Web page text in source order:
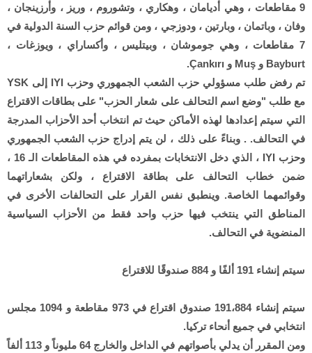
9 مقاطعات ، وهي أديامان ، وهكاري ، وتشوروم ، وريز ، وأرزينجان ،
وفان ، وباتمان ، وبارتين ، ودوزجي ، ومن قوائم حزب السنة الدولية في
7 مقاطعات ، وهي جوموشان ، وبيتليس ، وأكساراي ، ويوزغات ،
Bayburt و Muş و Çankırı.
تم رفض طلب مسؤولي حزب الشعب الجمهوري وحزب IYI إلى YSK
مع طلب "وضع اسم التحالف على شعار الحزب" على بطاقات الاقتراع
التي سيتم إعدادها لهذه الأماكن حيث تم انتخاب أحد الأحزاب المدرجة
في التحالف. . وبناءً على ذلك ، لن يتم إدراج حزب الشعب الجمهوري
وحزب IYI ، الذي دخل الانتخابات بمفرده في هذه المقاطعات الـ 16 ،
ضمن خطاب التحالف على بطاقة الاقتراع ، ولكن بشعاراتهما
وقوائمهما الخاصة. وينطبق نفس القرار على التحالفات الأخرى في
المناطق التي ينتخب فيها حزب واحد فقط من الأحزاب السياسية
المنضوية في التحالف.
سيتم إنشاء 191 ألفًا و 884 صندوقًا للاقتراع
سيتم إنشاء 191،884 صندوق اقتراع في 973 مقاطعة و 1094 مجلس
انتخابي في جميع أنحاء تركيا.
ومن المقرر أن يدلي بأصواتهم في الداخل والخارج 64 مليوناً و 113 ألفاً